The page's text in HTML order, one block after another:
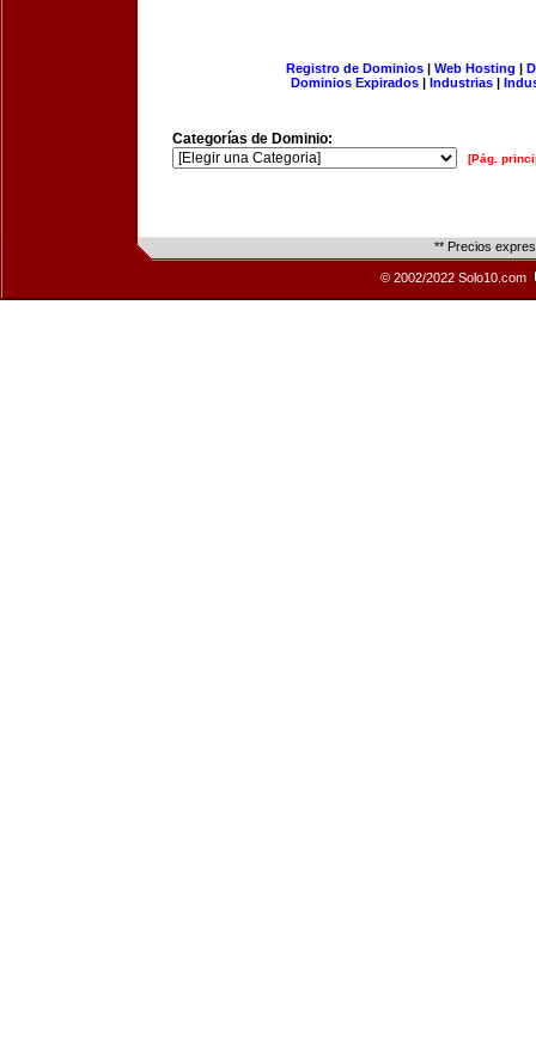
Registro de Dominios| Web Hosting |
Dominios Expirados | Industrias |
Categorías de Dominio:
[Pág.
** Precios
© 2002/2022 Solo10.com